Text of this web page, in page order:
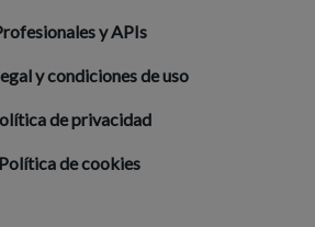
y APIs
y condiciones de uso
de privacidad
Política de cookies